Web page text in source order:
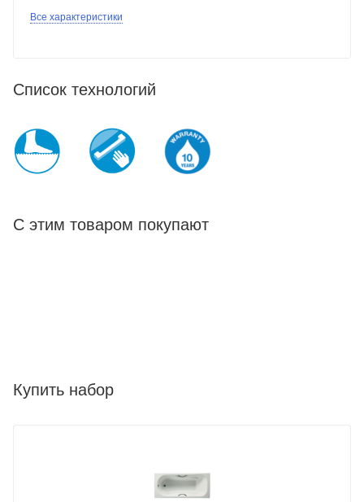
Все характеристики
Список технологий
С этим товаром покупают
Купить набор